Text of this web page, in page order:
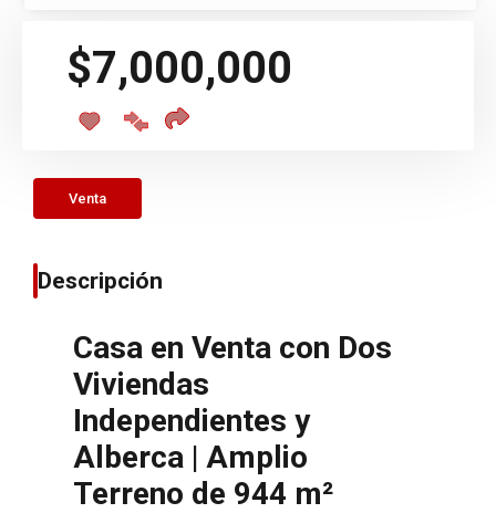
$7,000,000
Venta
Descripción
Casa en Venta con Dos
Viviendas
Independientes y
Alberca | Amplio
Terreno de 944 m²